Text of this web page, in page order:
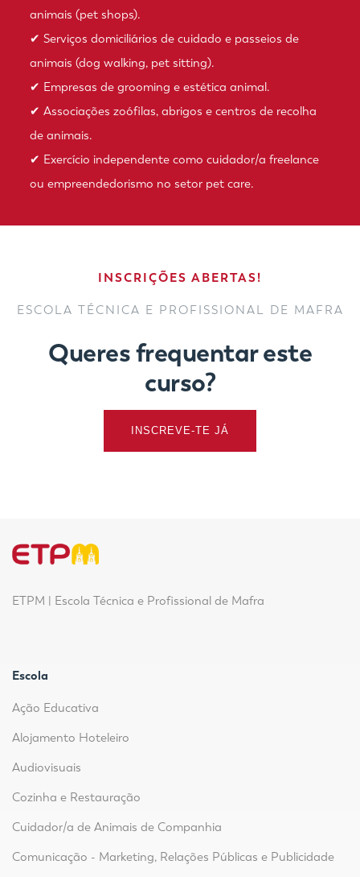
animais (pet shops).
✔ Serviços domiciliários de cuidado e passeios de
animais (dog walking, pet sitting).
✔ Empresas de grooming e estética animal.
✔ Associações zoófilas, abrigos e centros de recolha
de animais.
✔ Exercício independente como cuidador/a freelance
ou empreendedorismo no setor pet care.
INSCRIÇÕES ABERTAS!
ESCOLA TÉCNICA E PROFISSIONAL DE MAFRA
Queres frequentar este
curso?
INSCREVE-TE JÁ
ETPM | Escola Técnica e Profissional de Mafra
Escola
Ação Educativa
Alojamento Hoteleiro
Audiovisuais
Cozinha e Restauração
Cuidador/a de Animais de Companhia
Comunicação - Marketing, Relações Públicas e Publicidade